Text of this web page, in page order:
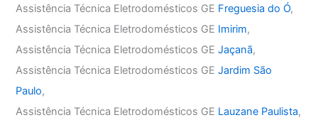
Assistência Técnica Eletrodomésticos GE Freguesia do Ó,
Assistência Técnica Eletrodomésticos GE Imirim,
Assistência Técnica Eletrodomésticos GEJaçanã,
Assistência Técnica Eletrodomésticos GEJardim São
Paulo,
Assistência Técnica Eletrodomésticos GE Lauzane Paulista,